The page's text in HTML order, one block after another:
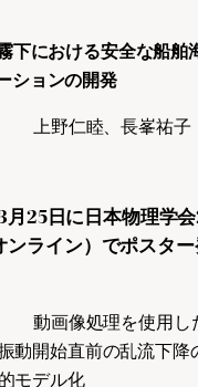
下における安全な船舶
ションの開発
上野仁睦、長峯祐子
25日に日本物理学
ンライン）でポスタ
動画像処理を使用し
動開始直前の乱流下降
モデル化